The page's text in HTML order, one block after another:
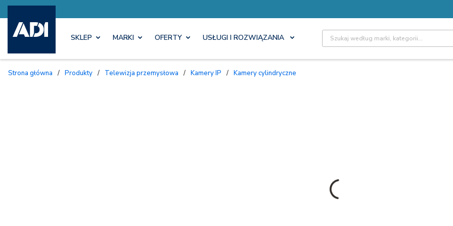
SKLEP MARKI OFERTY USŁUGI I ROZWIĄZANIA Site Search
Strona główna / Produkty / Telewizja przemysłowa / Kamery IP / Kamery cylindryczne